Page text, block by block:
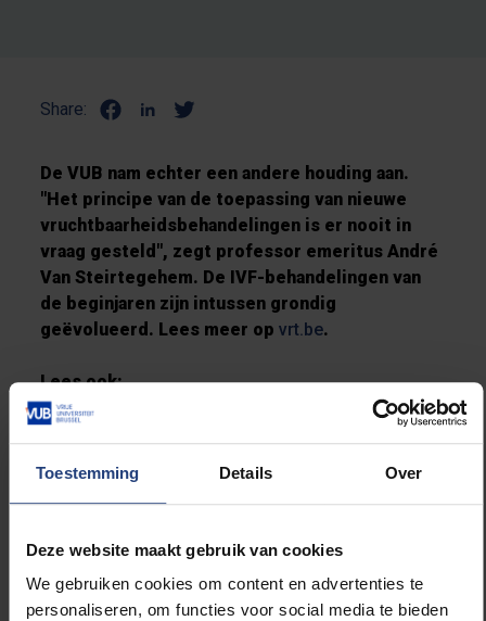
Toestemming Details Over
Deze website maakt gebruik van cookies
We gebruiken cookies om content en advertenties te
personaliseren, om functies voor social media te bieden
Share:
De VUB nam echter een andere houding aan.
"Het principe van de toepassing van nieuwe
vruchtbaarheidsbehandelingen is er nooit in
vraag gesteld", zegt professor emeritus André
Van Steirtegehem. De IVF-behandelingen van
de beginjaren zijn intussen grondig
geëvolueerd. Lees meer opvrt.be.
Lees ook:
'Wetenschappers verbeteren kansen op
Lees meer over: